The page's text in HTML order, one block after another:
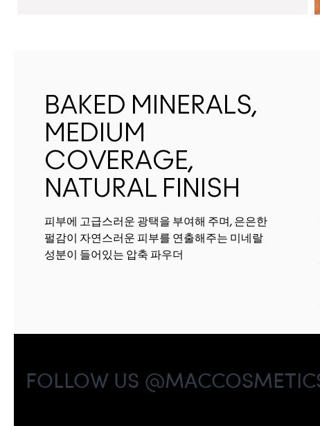
BAKED MINERALS,
MEDIUM
COVERAGE,
NATURAL FINISH
피부에 고급스러운 광택을 부여해 주며, 은은한
펄감이 자연스러운 피부를 연출해주는 미네랄
성분이 들어있는 압축 파우더